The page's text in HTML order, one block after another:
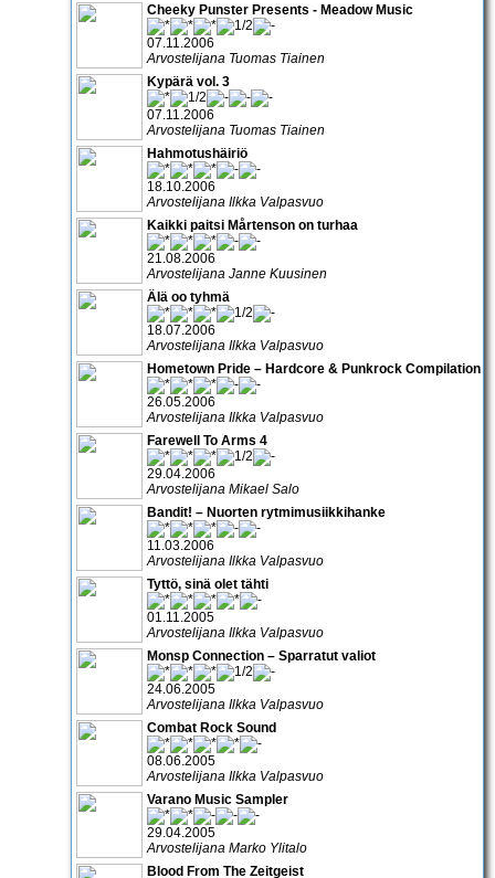
Cheeky Punster Presents - Meadow Music
07.11.2006
Arvostelijana Tuomas Tiainen
Kypärä vol. 3
07.11.2006
Arvostelijana Tuomas Tiainen
Hahmotushäiriö
18.10.2006
Arvostelijana Ilkka Valpasvuo
Kaikki paitsi Mårtenson on turhaa
21.08.2006
Arvostelijana Janne Kuusinen
Älä oo tyhmä
18.07.2006
Arvostelijana Ilkka Valpasvuo
Hometown Pride – Hardcore & Punkrock Compilation
26.05.2006
Arvostelijana Ilkka Valpasvuo
Farewell To Arms 4
29.04.2006
Arvostelijana Mikael Salo
Bandit! – Nuorten rytmimusiikkihanke
11.03.2006
Arvostelijana Ilkka Valpasvuo
Tyttö, sinä olet tähti
01.11.2005
Arvostelijana Ilkka Valpasvuo
Monsp Connection – Sparratut valiot
24.06.2005
Arvostelijana Ilkka Valpasvuo
Combat Rock Sound
08.06.2005
Arvostelijana Ilkka Valpasvuo
Varano Music Sampler
29.04.2005
Arvostelijana Marko Ylitalo
Blood From The Zeitgeist